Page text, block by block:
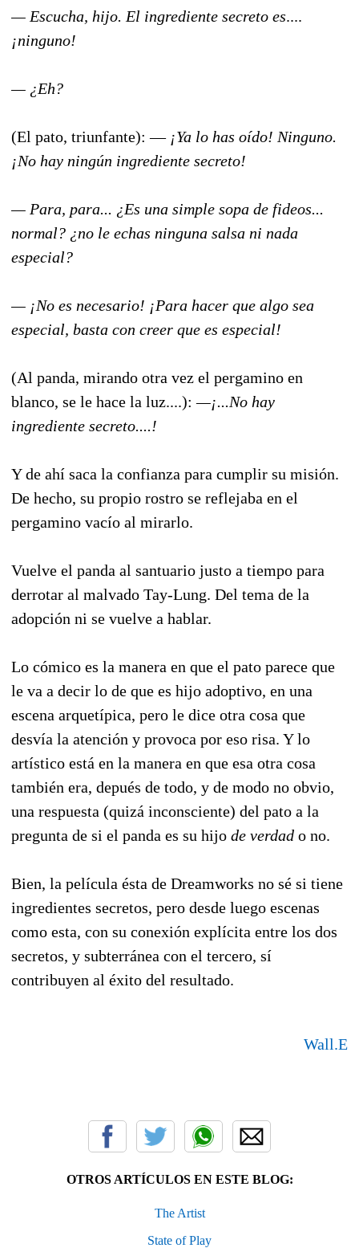
— Escucha, hijo. El ingrediente secreto es....
¡ninguno!
— ¿Eh?
(El pato, triunfante): — ¡Ya lo has oído! Ninguno.
¡No hay ningún ingrediente secreto!
— Para, para... ¿Es una simple sopa de fideos...
normal? ¿no le echas ninguna salsa ni nada
especial?
— ¡No es necesario! ¡Para hacer que algo sea
especial, basta con creer que es especial!
(Al panda, mirando otra vez el pergamino en
blanco, se le hace la luz....):—¡...No hay
ingrediente secreto....!
Y de ahí saca la confianza para cumplir su misión.
De hecho, su propio rostro se reflejaba en el
pergamino vacío al mirarlo.
Vuelve el panda al santuario justo a tiempo para
derrotar al malvado Tay-Lung. Del tema de la
adopción ni se vuelve a hablar.
Lo cómico es la manera en que el pato parece que
le va a decir lo de que es hijo adoptivo, en una
escena arquetípica, pero le dice otra cosa que
desvía la atención y provoca por eso risa. Y lo
artístico está en la manera en que esa otra cosa
también era, depués de todo, y de modo no obvio,
una respuesta (quizá inconsciente) del pato a la
pregunta de si el panda es su hijo de verdad o no.
Bien, la película ésta de Dreamworks no sé si tiene
ingredientes secretos, pero desde luego escenas
como esta, con su conexión explícita entre los dos
secretos, y subterránea con el tercero, sí
contribuyen al éxito del resultado.
Wall.E
OTROS ARTÍCULOS EN ESTE BLOG:
The Artist
State of Play